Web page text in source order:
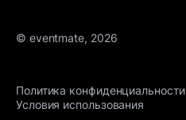
© eventmate, 2026
Политика конфиденциальности
Условия использования